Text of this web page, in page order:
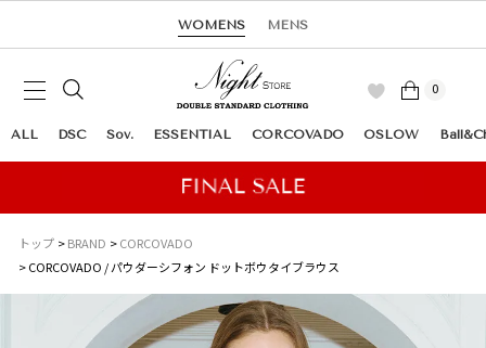
WOMENS MENS
0
ALL DSC Sov. ESSENTIAL CORCOVADO OSLOW
トップ BRAND
CORCOVADO
CORCOVADO / パウダーシフォン ドットボウタイブラウス